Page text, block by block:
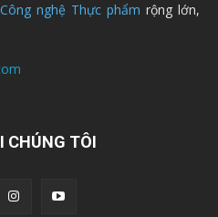
nghệ Thực phẩm rộng lớn,
CHÚNG TÔI